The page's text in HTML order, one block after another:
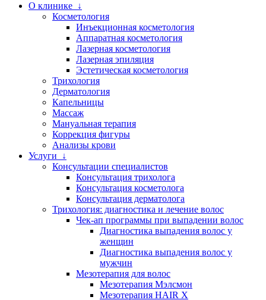
О клинике ↓
Косметология
Инъекционная косметология
Аппаратная косметология
Лазерная косметология
Лазерная эпиляция
Эстетическая косметология
Трихология
Дерматология
Капельницы
Массаж
Мануальная терапия
Коррекция фигуры
Анализы крови
Услуги ↓
Консультации специалистов
Консультация трихолога
Консультация косметолога
Консультация дерматолога
Трихология: диагностика и лечение волос
Чек-ап программы при выпадении волос
Диагностика выпадения волос у
женщин
Диагностика выпадения волос у
мужчин
Мезотерапия для волос
Мезотерапия Мэлсмон
Мезотерапия HAIR X